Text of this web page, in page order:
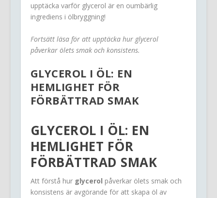
upptäcka varför glycerol är en oumbärlig
ingrediens i ölbryggning!
Fortsätt läsa för att upptäcka hur glycerol
påverkar ölets smak och konsistens.
GLYCEROL I ÖL: EN
HEMLIGHET FÖR
FÖRBÄTTRAD SMAK
GLYCEROL I ÖL: EN
HEMLIGHET FÖR
FÖRBÄTTRAD SMAK
Att förstå hur glycerol påverkar ölets smak och
konsistens är avgörande för att skapa öl av